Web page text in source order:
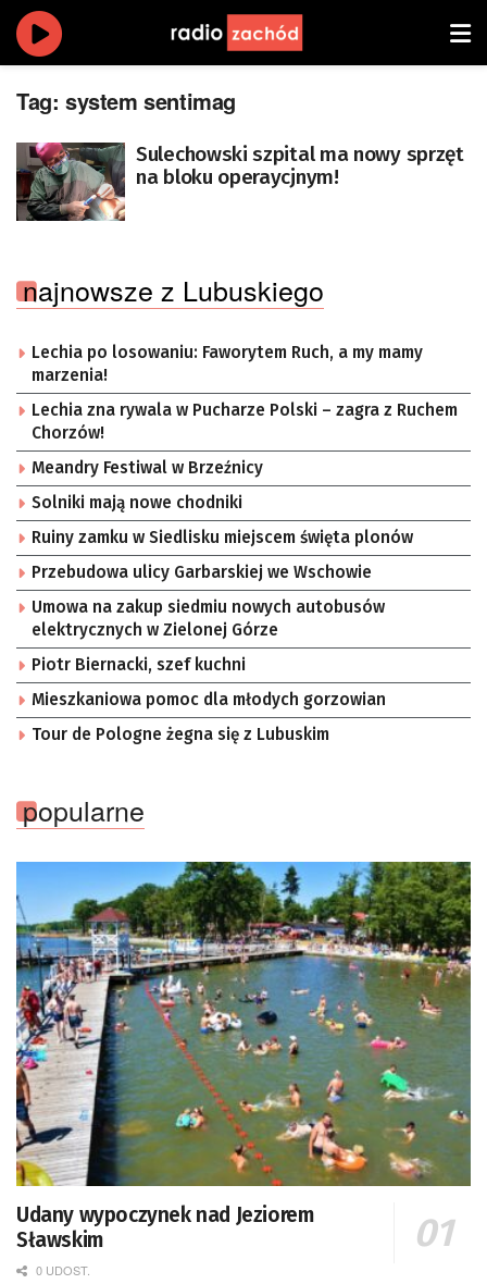
Tag: system sentimag
Sulechowski szpital ma nowy sprzęt
na bloku operaycjnym!
najnowsze z Lubuskiego
Lechia po losowaniu: Faworytem Ruch, a my mamy
marzenia!
Lechia zna rywala w Pucharze Polski – zagra z Ruchem
Chorzów!
Meandry Festiwal w Brzeźnicy
Solniki mają nowe chodniki
Ruiny zamku w Siedlisku miejscem święta plonów
Przebudowa ulicy Garbarskiej we Wschowie
Umowa na zakup siedmiu nowych autobusów
elektrycznych w Zielonej Górze
Piotr Biernacki, szef kuchni
Mieszkaniowa pomoc dla młodych gorzowian
Tour de Pologne żegna się z Lubuskim
popularne
Udany wypoczynek nad Jeziorem
Sławskim
0 UDOST.